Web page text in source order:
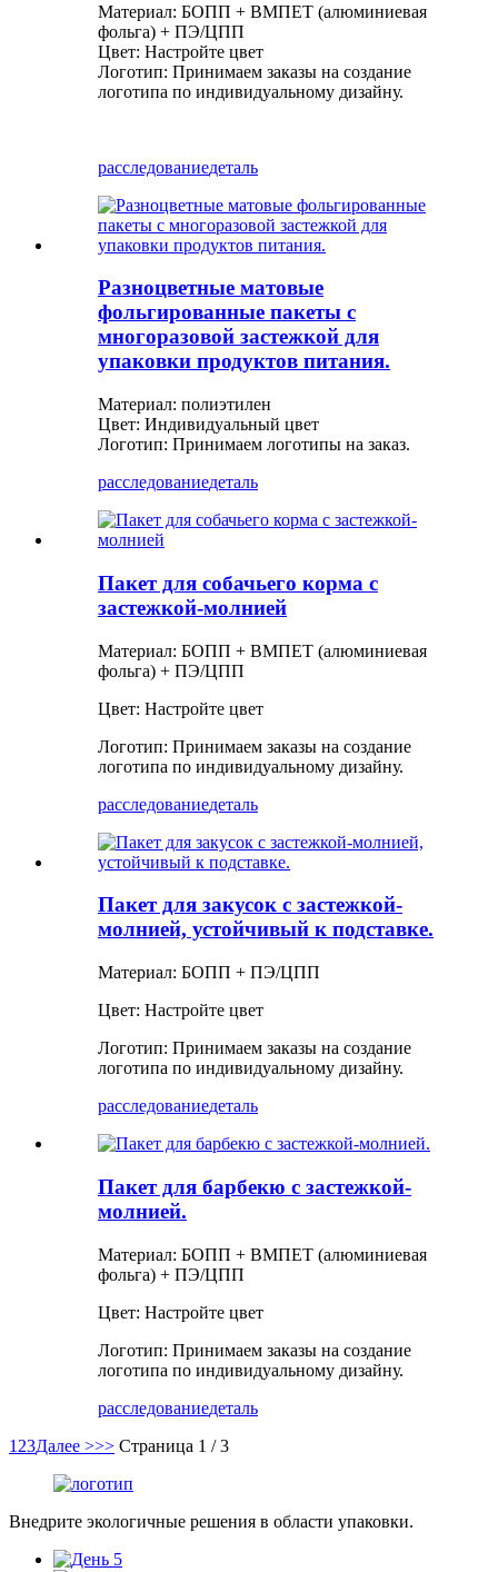
Материал: БОПП + ВМПЕТ (алюминиевая
фольга) + ПЭ/ЦПП
Цвет: Настройте цвет
Логотип: Принимаем заказы на создание
логотипа по индивидуальному дизайну.
расследованиедеталь
Разноцветные матовые
фольгированные пакеты с
многоразовой застежкой для
упаковки продуктов питания.
Материал: полиэтилен
Цвет: Индивидуальный цвет
Логотип: Принимаем логотипы на заказ.
расследованиедеталь
Пакет для собачьего корма с
застежкой-молнией
Материал: БОПП + ВМПЕТ (алюминиевая
фольга) + ПЭ/ЦПП
Цвет: Настройте цвет
Логотип: Принимаем заказы на создание
логотипа по индивидуальному дизайну.
расследованиедеталь
Пакет для закусок с застежкой-
молнией, устойчивый к подставке.
Материал: БОПП + ПЭ/ЦПП
Цвет: Настройте цвет
Логотип: Принимаем заказы на создание
логотипа по индивидуальному дизайну.
расследованиедеталь
Пакет для барбекю с застежкой-
молнией.
Материал: БОПП + ВМПЕТ (алюминиевая
фольга) + ПЭ/ЦПП
Цвет: Настройте цвет
Логотип: Принимаем заказы на создание
логотипа по индивидуальному дизайну.
расследованиедеталь
1 23Далее >>> Страница 1 / 3
Внедрите экологичные решения в области упаковки.